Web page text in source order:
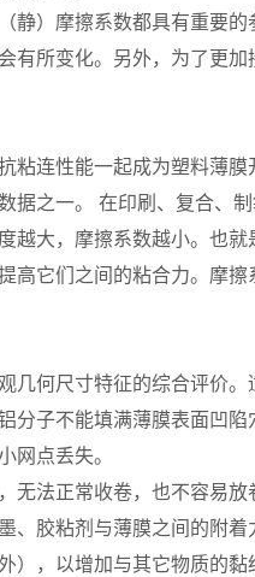
静）摩擦系数都具有重要
所变化。另外，为了更加
连性能一起成为塑料薄
据之一。 在印刷、复合、
越大，摩擦系数越小。也
高它们之间的粘合力。摩
几何尺寸特征的综合评价
分子不能填满薄膜表面凹
点丢失。
无法正常收卷，也不容易
、胶粘剂与薄膜之间的附
），以增加与其它物质的